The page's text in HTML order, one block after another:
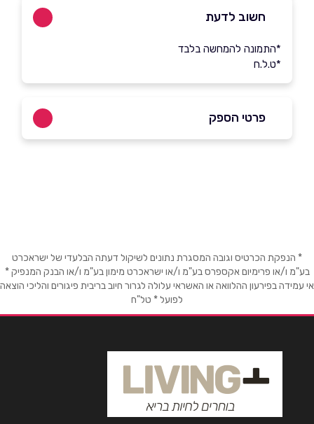
חשוב לדעת
*התמונה להמחשה בלבד
*ט.ל.ח
פרטי הספק
שם מלא*
אימייל
* הנפקת הכרטיס וגובה המסגרת נתונים לשיקול דעתה הבלעדי של ישראכרט
בע"מ ו/או פרימיום אקספרס בע"מ ו/או ישראכרט מימון בע"מ ו/או הבנק המנפיק *
אי עמידה בפירעון ההלוואה או האשראי עלולה לגרור חיוב בריבית פיגורים והליכי הוצאה
לפועל * טל"ח